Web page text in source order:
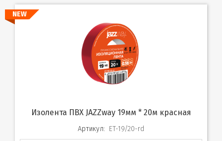
NEW
Изолента ПВХ JAZZway 19мм * 20м красная
Артикул: ET-19/20-rd